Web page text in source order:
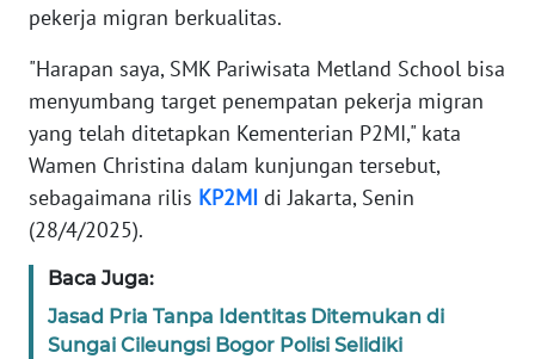
pekerja migran berkualitas.
"Harapan saya, SMK Pariwisata Metland School bisa
menyumbang target penempatan pekerja migran
yang telah ditetapkan Kementerian P2MI," kata
Wamen Christina dalam kunjungan tersebut,
sebagaimana rilis KP2MI di Jakarta, Senin
(28/4/2025).
Baca Juga:
Jasad Pria Tanpa Identitas Ditemukan di
Sungai Cileungsi Bogor Polisi Selidiki
SUMUT
WN
JAKARTA
WN
JABAR
WN
BANTEN